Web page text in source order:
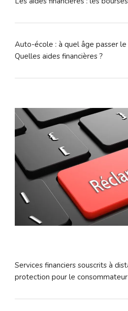
Auto-école : à quel âge passer le
Quelles aides financières ?
Services financiers souscrits à
protection pour le consommateur